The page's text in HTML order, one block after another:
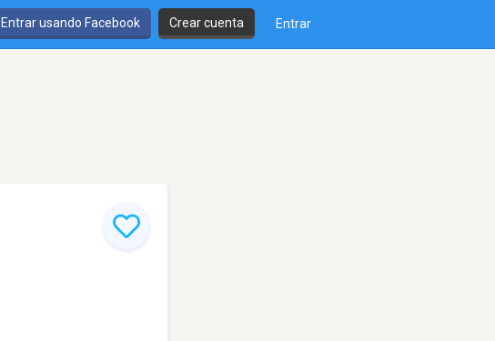
Entrar usando Facebook Crear cuenta Entrar